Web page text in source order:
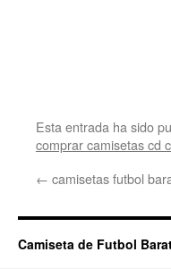
Esta entrada ha sido
comprar camisetas cd
← camisetas futbol
Camiseta de Futbol